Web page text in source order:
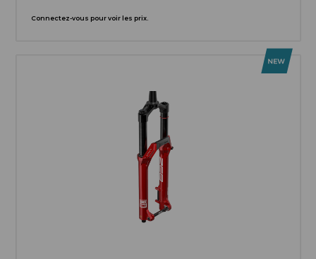
Connectez-vous pour voir les prix.